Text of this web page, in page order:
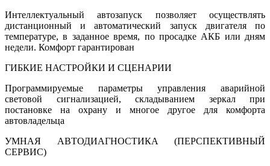
Интеллектуальный автозапуск позволяет осуществлять
дистанционный и автоматический запуск двигателя по
температуре, в заданное время, по просадке АКБ или дням
недели. Комфорт гарантирован
ГИБКИЕ НАСТРОЙКИ И СЦЕНАРИИ
Программируемые параметры управления аварийной
световой сигнализацией, складыванием зеркал при
постановке на охрану и многое другое для комфорта
автовладельца
УМНАЯ АВТОДИАГНОСТИКА (ПЕРСПЕКТИВНЫЙ
СЕРВИС)